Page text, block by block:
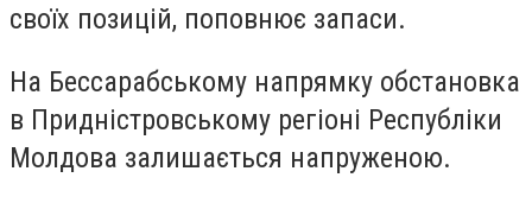
своїх позицій, поповнює запаси.
На Бессарабському напрямку обстановка
в Придністровському регіоні Республіки
Молдова залишається напруженою.